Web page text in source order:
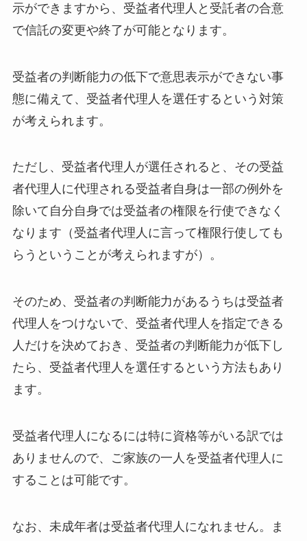
示ができますから、受益者代理人と受託者の合意
で信託の変更や終了が可能となります。
受益者の判断能力の低下で意思表示ができない事
態に備えて、受益者代理人を選任するという対策
が考えられます。
ただし、受益者代理人が選任されると、その受益
者代理人に代理される受益者自身は一部の例外を
除いて自分自身では受益者の権限を行使できなく
なります（受益者代理人に言って権限行使しても
らうということが考えられますが）。
そのため、受益者の判断能力があるうちは受益者
代理人をつけないで、受益者代理人を指定できる
人だけを決めておき、受益者の判断能力が低下し
たら、受益者代理人を選任するという方法もあり
ます。
受益者代理人になるには特に資格等がいる訳では
ありませんので、ご家族の一人を受益者代理人に
することは可能です。
なお、未成年者は受益者代理人になれません。ま